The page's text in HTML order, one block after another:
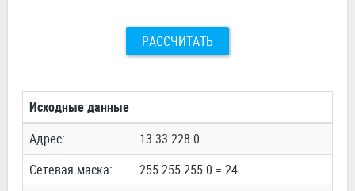
РАССЧИТАТЬ
Исходные данные
Адрес:
13.33.228.0
Сетевая маска:
255.255.255.0 = 24